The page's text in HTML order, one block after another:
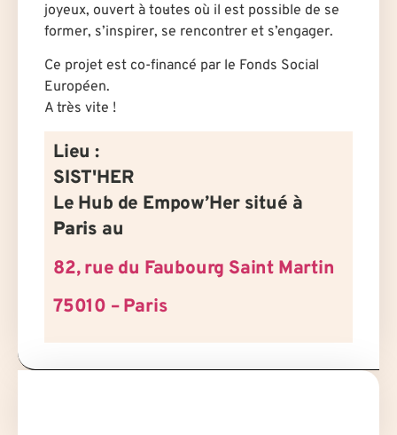
joyeux, ouvert à tou·te·s où il est possible de se
former, s’inspirer, se rencontrer et s’engager.
Ce projet est co-financé par le Fonds Social
Européen.
A très vite !
Lieu :
SIST'HER
Le Hub de Empow’Her situé à
Paris au
82, rue du Faubourg Saint Martin
75010 – Paris